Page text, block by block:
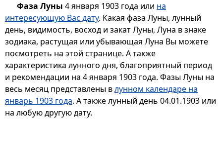
Фаза Луны 4 января 1903 года или на
интересующую Вас дату. Какая фаза Луны, лунный
день, видимость, восход и закат Луны, Луна в знаке
зодиака, растущая или убывающая Луна Вы можете
посмотреть на этой странице. А также
характеристика лунного дня, благоприятный период
и рекомендации на 4 января 1903 года. Фазы Луны на
весь месяц представлены влунном календаре на
январь 1903 года. А также лунный день 04.01.1903 или
на любую другую дату.